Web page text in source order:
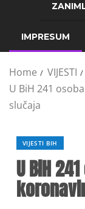
IMPRESUM
Home VIJESTI
U BiH 241
slučaja
VIJESTI BIH
U BiH